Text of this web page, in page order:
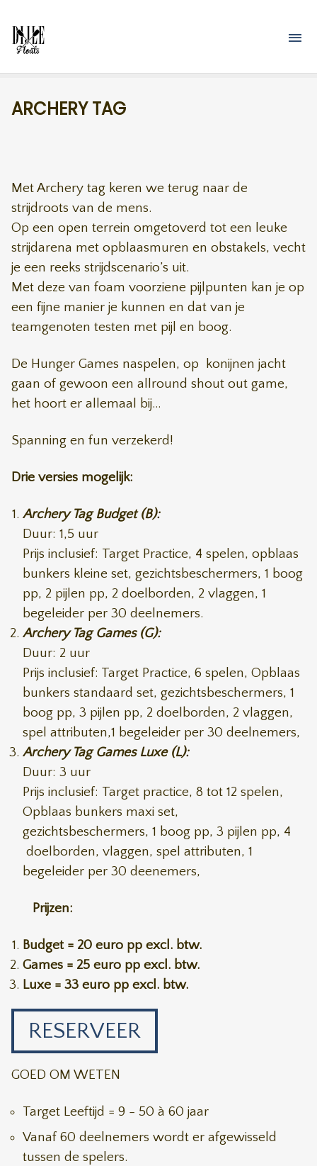
ARCHERY TAG
Met Archery tag keren we terug naar de
strijdroots van de mens.
Op een open terrein omgetoverd tot een leuke
strijdarena met opblaasmuren en obstakels, vecht
je een reeks strijdscenario’s uit.
Met deze van foam voorziene pijlpunten kan je op
een fijne manier je kunnen en dat van je
teamgenoten testen met pijl en boog.
De Hunger Games naspelen, op konijnen jacht
gaan of gewoon een allround shout out game,
het hoort er allemaal bij...
Spanning en fun verzekerd!
Drie versies mogelijk:
Archery Tag Budget (B):
Duur: 1,5 uur
Prijs inclusief: Target Practice, 4 spelen, opblaas
bunkers kleine set, gezichtsbeschermers, 1 boog
pp, 2 pijlen pp, 2 doelborden, 2 vlaggen, 1
begeleider per 30 deelnemers.
Archery Tag Games (G):
Duur: 2 uur
Prijs inclusief: Target Practice, 6 spelen, Opblaas
bunkers standaard set, gezichtsbeschermers, 1
boog pp, 3 pijlen pp, 2 doelborden, 2 vlaggen,
spel attributen,1 begeleider per 30 deelnemers,
Archery Tag Games Luxe (L):
Duur: 3 uur
Prijs inclusief: Target practice, 8 tot 12 spelen,
Opblaas bunkers maxi set,
gezichtsbeschermers, 1 boog pp, 3 pijlen pp, 4
doelborden, vlaggen, spel attributen, 1
begeleider per 30 deenemers,
Prijzen:
Budget = 20 euro pp excl. btw.
Games = 25 euro pp excl. btw.
Luxe = 33 euro pp excl. btw.
RESERVEER
GOED OM WETEN
Target Leeftijd = 9 - 50 à 60 jaar
Vanaf 60 deelnemers wordt er afgewisseld
tussen de spelers.